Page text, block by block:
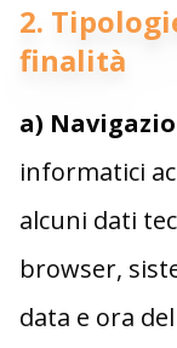
2.
finalità
a)
informatici
alcuni dati
browser,
data e ora